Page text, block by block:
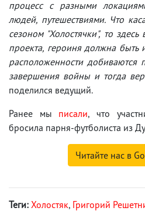
процесс с разными
людей, путешествиями. Что
сезоном "Холостячки", то здесь
проекта, героиня должна быть
расположенности добиваются
завершения войны и тогда
поделился ведущий.
Ранее мы писали, что
бросила парня-футболиста из
Читайте нас в
Теги: Холостяк, Григорий